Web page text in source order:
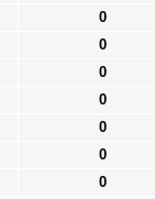
0
0
0
0
0
0
0